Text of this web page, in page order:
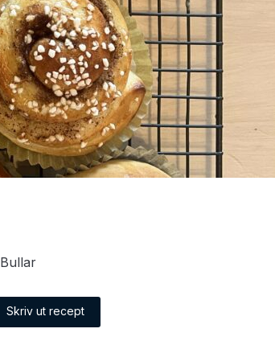
Bullar
Skriv ut recept